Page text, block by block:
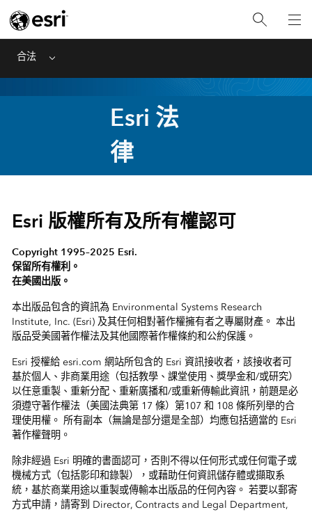
合法 Menu
Esri 法
律
Esri 版權所有及所有權認可
Copyright 1995–2025 Esri.
保留所有權利。
在美國出版。
本出版品包含的資訊為 Environmental Systems Research
Institute, Inc. (Esri) 及其任何相對著作權擁有者之專屬財產。 本出
版品受美國著作權法及其他國際著作權條約和公約保護。
Esri 授權給 esri.com 網站所包含的 Esri 資訊接收者，該接收者可
基於個人、非商業用途（包括教學、課堂使用、獎學金和/或研究）
以任意重製、重新分配、重新廣播和/或重新傳輸此資訊，前題是必
須遵守著作權法（美國法典第 17 條）第107 和 108 條所列舉的合
理使用權。 所有副本（無論是部分還是全部）均應包括適當的 Esri
著作權聲明。
除非經過 Esri 明確的書面認可，否則不得以任何形式或任何電子或
機械方式（包括影印和錄製），或藉助任何資訊儲存體或擷取系
統，基於商業用途以重製或傳輸本出版品的任何內容。 若要以郵寄
方式申請，請寄到 Director, Contracts and Legal Department,